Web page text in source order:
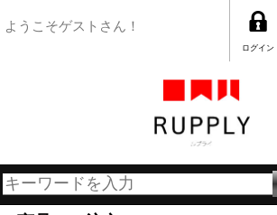
ようこそゲストさん！
ログイン